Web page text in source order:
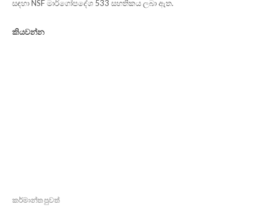
සඳහා NSF මාර්ගෝපදේශ 533 සහතිකය ලබා ඇත.
කියවන්න
කර්මාන්ත පුවත්